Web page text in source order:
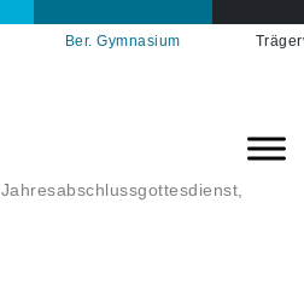
Ber. Gymnasium
Jahresabschlussgottesdienst,